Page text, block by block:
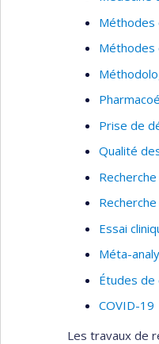
Méthodes
Méthodes
Prise de
Qualité
Essai
Méta-
Études de
COVID-19
Les travaux de